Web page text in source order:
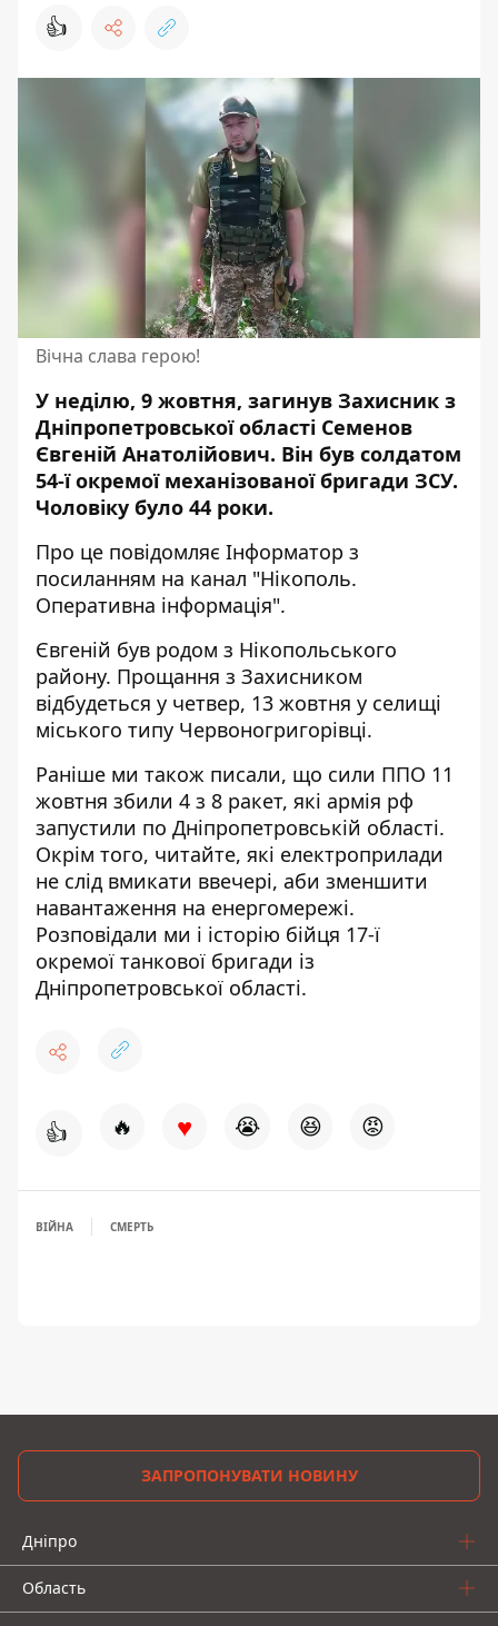
👍
Вічна слава герою!
У неділю, 9 жовтня, загинув Захисник з
Дніпропетровської області Семенов
Євгеній Анатолійович. Він був солдатом
54-ї окремої механізованої бригади ЗСУ.
Чоловіку було 44 роки.
Про це повідомляє Інформатор з
посиланням на канал "Нікополь.
Оперативна інформація".
Євгеній був родом з Нікопольського
району. Прощання з Захисником
відбудеться у четвер, 13 жовтня у селищі
міського типу Червоногригорівці.
Раніше ми також писали, що сили ППО 11
жовтня збили 4 з 8 ракет, які армія рф
запустили по Дніпропетровській області.
Окрім того, читайте, які електроприлади
не слід вмикати ввечері, аби зменшити
навантаження на енергомережі.
Розповідали ми і історію бійця 17-ї
окремої танкової бригади із
Дніпропетровської області.
👍 🔥 ♥ 😭 😆 😡
ВІЙНА СМЕРТЬ
ЗАПРОПОНУВАТИ НОВИНУ
Дніпро
Область